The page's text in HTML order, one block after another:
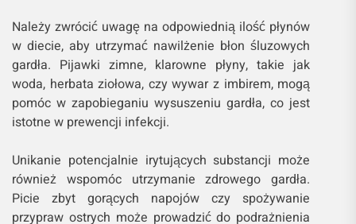
Należy zwrócić uwagę na odpowiednią ilość płynów
w diecie, aby utrzymać nawilżenie błon śluzowych
gardła. Pijawki zimne, klarowne płyny, takie jak
woda, herbata ziołowa, czy wywar z imbirem, mogą
pomóc w zapobieganiu wysuszeniu gardła, co jest
istotne w prewencji infekcji.
Unikanie potencjalnie irytujących substancji może
również wspomóc utrzymanie zdrowego gardła.
Picie zbyt gorących napojów czy spożywanie
przypraw ostrych może prowadzić do podrażnienia